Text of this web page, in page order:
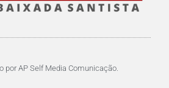
por AP Self Media Comunicação.